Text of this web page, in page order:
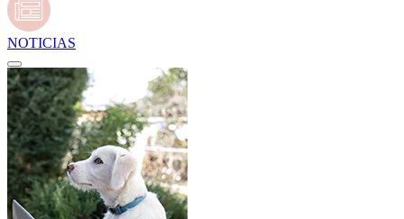
NOTICIAS